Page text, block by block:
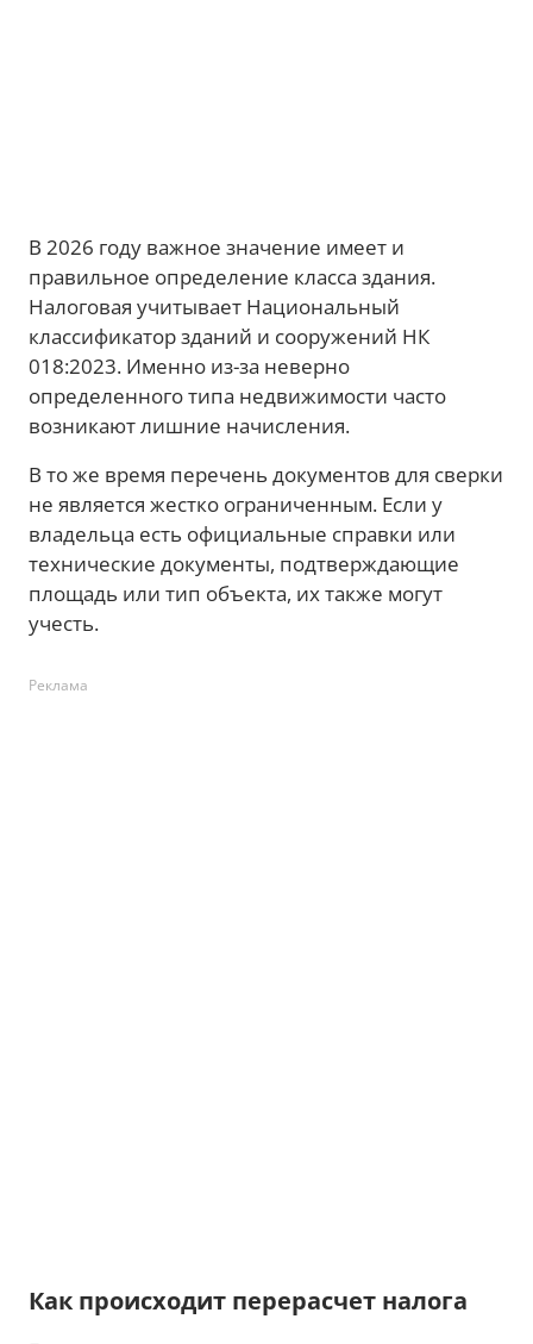
В 2026 году важное значение имеет и
правильное определение класса здания.
Налоговая учитывает Национальный
классификатор зданий и сооружений НК
018:2023. Именно из-за неверно
определенного типа недвижимости часто
возникают лишние начисления.
В то же время перечень документов для сверки
не является жестко ограниченным. Если у
владельца есть официальные справки или
технические документы, подтверждающие
площадь или тип объекта, их также могут
учесть.
Реклама
Как происходит перерасчет налога